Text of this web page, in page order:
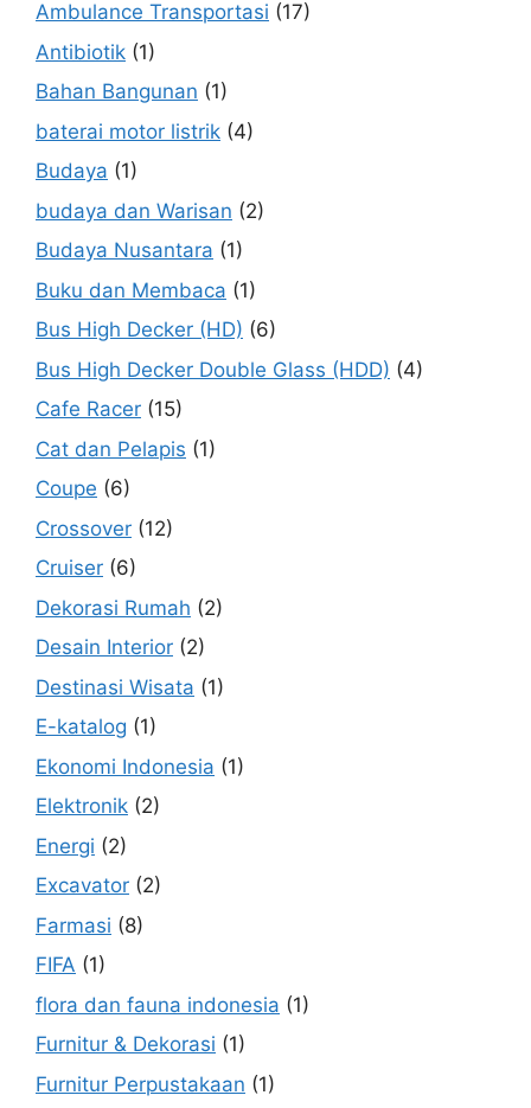
Ambulance Transportasi (17)
Antibiotik (1)
Bahan Bangunan (1)
baterai motor listrik (4)
Budaya (1)
budaya dan Warisan (2)
Budaya Nusantara (1)
Buku dan Membaca (1)
Bus High Decker (HD) (6)
Bus High Decker Double Glass (HDD) (4)
Cafe Racer (15)
Cat dan Pelapis (1)
Coupe (6)
Crossover (12)
Cruiser (6)
Dekorasi Rumah (2)
Desain Interior (2)
Destinasi Wisata (1)
E-katalog (1)
Ekonomi Indonesia (1)
Elektronik (2)
Energi (2)
Excavator (2)
Farmasi (8)
FIFA (1)
flora dan fauna indonesia (1)
Furnitur & Dekorasi (1)
Furnitur Perpustakaan (1)